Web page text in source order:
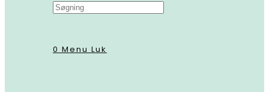
Search
this
0 Menu Luk